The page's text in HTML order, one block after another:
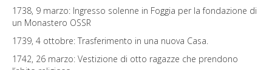
1738, 9 marzo: Ingresso solenne in Foggia per la fondazione di
un Monastero OSSR
1739, 4 ottobre: Trasferimento in una nuova Casa.
1742, 26 marzo: Vestizione di otto ragazze che prendono